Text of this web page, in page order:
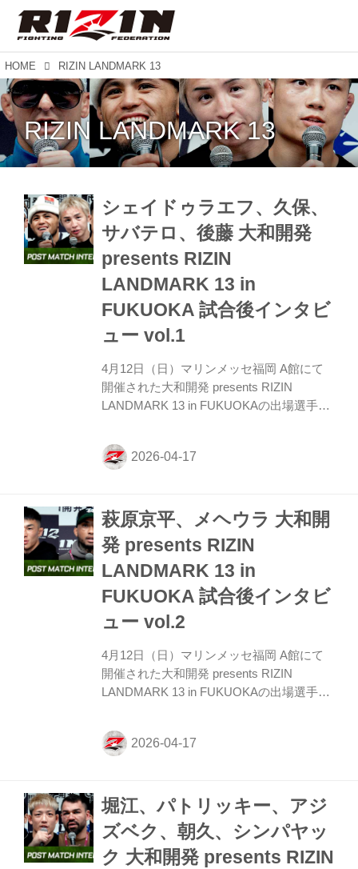
HOME RIZIN LANDMARK 13
RIZIN LANDMARK 13
シェイドゥラエフ、久保、
サバテロ、後藤 大和開発
presents RIZIN
LANDMARK 13 in
FUKUOKA 試合後インタビ
ュー vol.1
4月12日（日）マリンメッセ福岡 A館にて
開催された大和開発 presents RIZIN
LANDMARK 13 in FUKUOKAの出場選手た
で見る ラジャブアリ・シェイドゥラエフ
「自分より強い選手と試合したいという気
もありがとうございます。私の今の気持ち
について言えば、私の今の気持ちをそれぞ
れの皆さんが、それを実感できないと私は
言葉では説明できません。 ーー今おにぎり
食べていらっしゃいましたが、日本のおに
ぎりは日本に来るたびに食べてるのです
か？ シェイド...
萩原京平、メヘウラ 大和開
発 presents RIZIN
LANDMARK 13 in
FUKUOKA 試合後インタビ
ュー vol.2
4月12日（日）マリンメッセ福岡 A館にて
開催された大和開発 presents RIZIN
LANDMARK 13 in FUKUOKAの出場選手た
で見る 萩原京平「弱すぎました。自分が」
ーー試合後の率直な感想をお聞かせいただ
ください。 萩原 うーんまあ力が強かった
ですね、結構。 ーー試合展開としてはどん
なプランを考えていましたか。 萩原 うー
んまあ細かいプランはあんまり別に考えて
堀江、パトリッキー、アジ
ズベク、朝久、シンパヤッ
ク 大和開発 presents RIZIN